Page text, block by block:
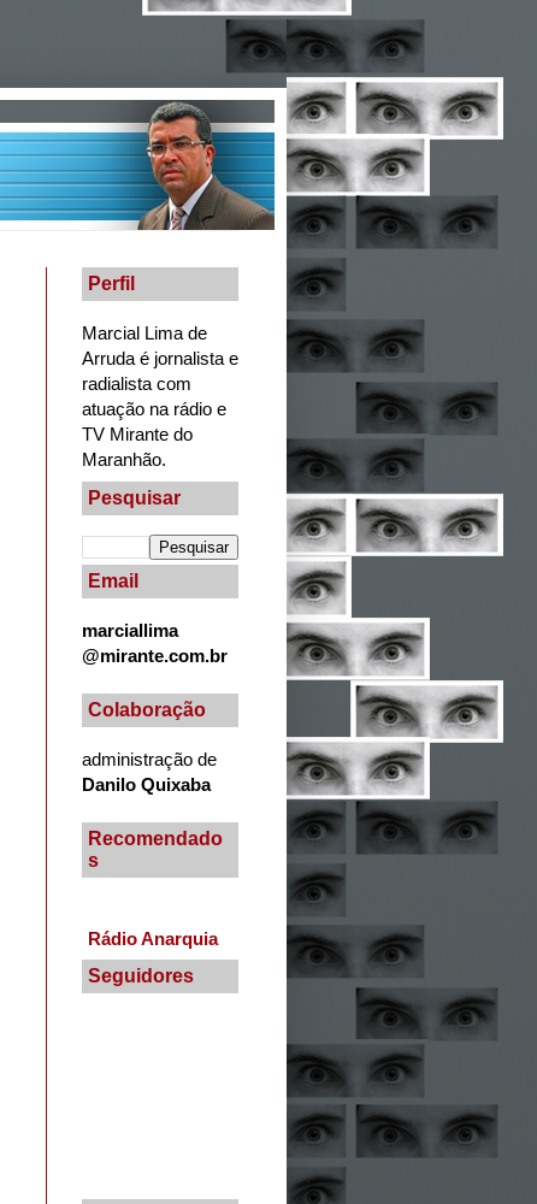
Perfil
Marcial Lima de
Arruda é jornalista e
radialista com
atuação na rádio e
TV Mirante do
Maranhão.
Pesquisar
Email
marciallima
@mirante.com.br
Colaboração
administração de
Danilo Quixaba
Recomendado
s
Rádio Anarquia
Seguidores